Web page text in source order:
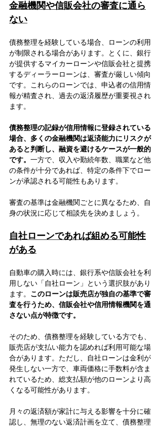
金融機関や信販会社の審査に通ら
ない
債務整理を経験している場合、ローンの利用
が制限される場合があります。とくに、銀行
が提供するマイカーローンや信販会社と提携
するディーラーローンは、審査が厳しい傾向
です。これらのローンでは、申込者の信用情
報が精査され、過去の返済履歴が重要視され
ます。
債務整理の記録が信用情報に登録されている
場合、多くの金融機関は返済能力にリスクが
あると判断し、融資を避けるケースが一般的
です。 一方で、収入や勤続年数、職業など他
の条件が十分であれば、特定の条件下でロー
ンが承認される可能性もあります。
審査の基準は金融機関ごとに異なるため、自
身の状況に応じて相談先を決めましょう。
自社ローンであれば組める可能性
がある
自動車の購入時には、銀行系や信販会社を利
用しない「自社ローン」という選択肢があり
ます。 このローンは販売店が独自の基準で審
査を行うため、信販会社や信用情報機関を通
さない点が特徴です。
そのため、債務整理を経験している方でも、
販売店が支払い能力を認めれば利用可能な場
合があります。ただし、自社ローンは金利が
発生しない一方で、車両価格に手数料が含ま
れているため、総支払額が他のローンより高
くなる可能性があります。
月々の返済額が家計に与える影響を十分に確
認し、無理のない返済計画を立て、債務整理